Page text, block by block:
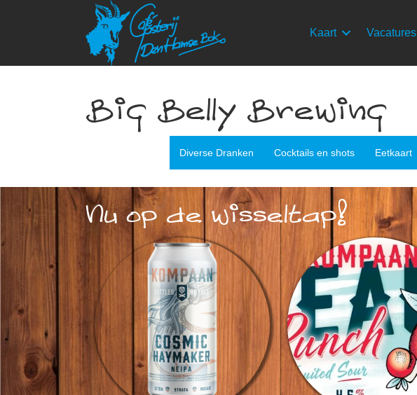
Kaart Vacatures
Big Belly Brewing
Diverse Dranken Cocktails en shots Eetkaart
Nu op de wisseltap!